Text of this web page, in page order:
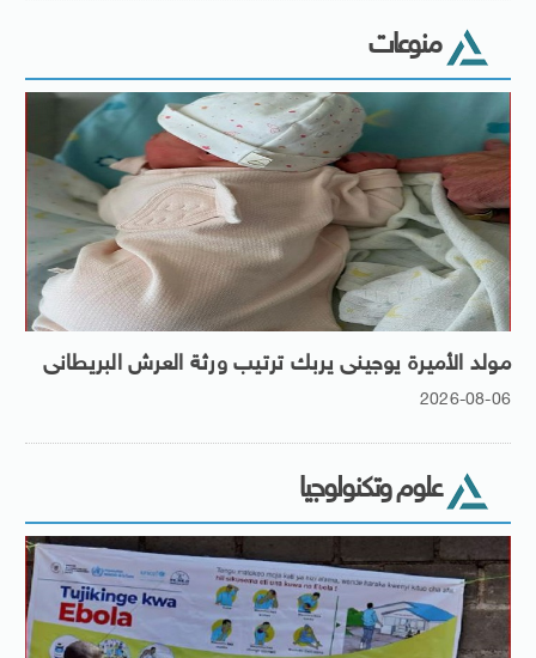
منوعات
مولد الأميرة يوجينى يربك ترتيب ورثة العرش البريطانى
2026-08-06
علوم وتكنولوجيا